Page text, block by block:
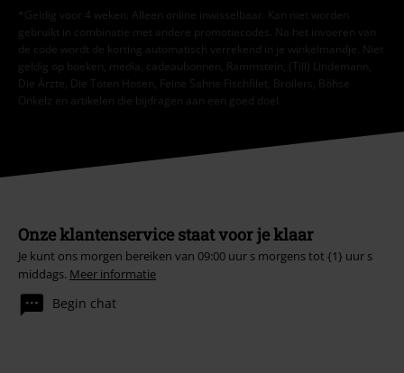
*Geldig voor 4 weken. Alleen online inwisselbaar. Kan niet worden
gebruikt in combinatie met andere promotiecodes. Na het invoeren van
de code wordt de korting automatisch verrekend in je winkelmandje. Niet
geldig op boeken, media, cadeaubonnen, Rammstein, (Till) Lindemann,
Die Ärzte, Die Toten Hosen, Feine Sahne Fischfilet, Broilers, Böhse
Onkelz en artikelen die bijdragen aan een goed doel.
Onze klantenservice staat voor je klaar
Je kunt ons morgen bereiken van 09:00 uur s morgens tot {1} uur s
middags. Meer informatie
Begin chat